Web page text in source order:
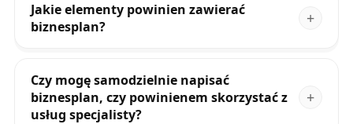
Jakie elementy powinien zawierać
biznesplan?
Czy mogę samodzielnie napisać
biznesplan, czy powinienem skorzystać z
usług specjalisty?